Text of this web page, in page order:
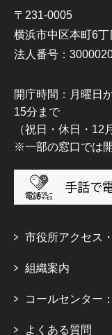
〒231-0005
横浜市中区本町6
法人番号：
開庁時間：月曜日
15分まで
（祝日・休日・12
※一部の窓口では
市役所アクセス
組織案内
コールセンター
よくある質問